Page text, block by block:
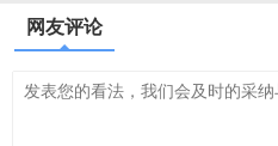
网友评论